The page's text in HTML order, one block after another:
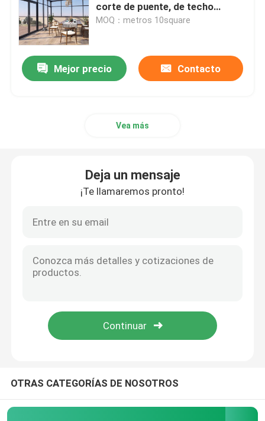
corte de puente, de techo
oblicuo
MOQ：metros 10square
Mejor precio Contacto
Vea más
Deja un mensaje
¡Te llamaremos pronto!
OTRAS CATEGORÍAS DE NOSOTROS